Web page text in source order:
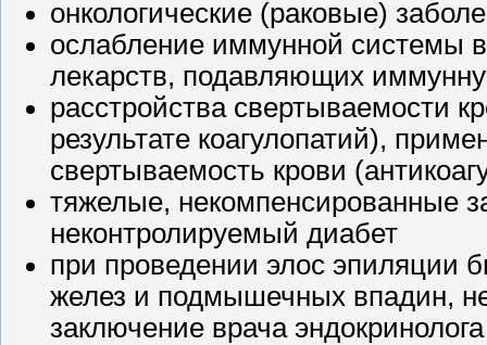
онкологические (раковые)
ослабление иммунной системы
лекарств, подавляющих
расстройства свертываемости
результате коагулопатий),
свертываемость крови
тяжелые, некомпенсированные
неконтролируемый диабет
при проведении элос эпиляции
желез и подмышечных впадин,
заключение врача